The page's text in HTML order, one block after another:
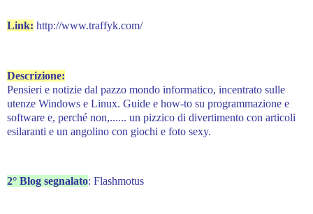
Link: http://www.traffyk.com/
Descrizione:
Pensieri e notizie dal pazzo mondo informatico, incentrato sulle
utenze Windows e Linux. Guide e how-to su programmazione e
software e, perché non,...... un pizzico di divertimento con articoli
esilaranti e un angolino con giochi e foto sexy.
2° Blog segnalato: Flashmotus